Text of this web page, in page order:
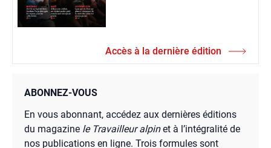
Accès à la dernière édition
ABONNEZ-VOUS
En vous abonnant, accédez aux dernières éditions
du magazine le Travailleur alpinet à l’intégralité de
nos publications en ligne. Trois formules sont